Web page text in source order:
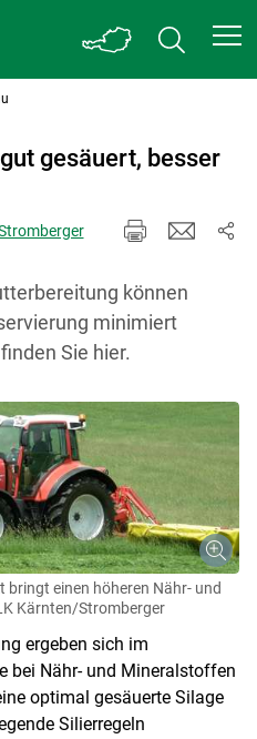
gesäuert, besser
können
minimiert
Sie hier.
einen höheren Nähr- und
Kärnten/Stromberger
ergeben sich im
bei Nähr- und Mineralstoffen
optimal gesäuerte Silage
Silierregeln